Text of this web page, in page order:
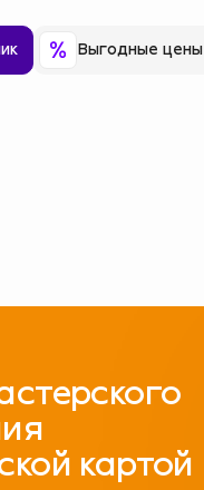
Выгодные цены
картой